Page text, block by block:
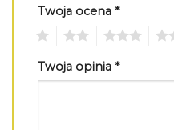
Twoja ocena *
Twoja opinia *